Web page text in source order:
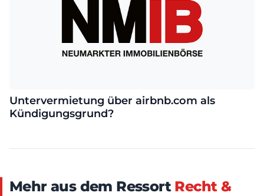
Untervermietung über airbnb.com als
Kündigungsgrund?
Mehr aus dem Ressort Recht &